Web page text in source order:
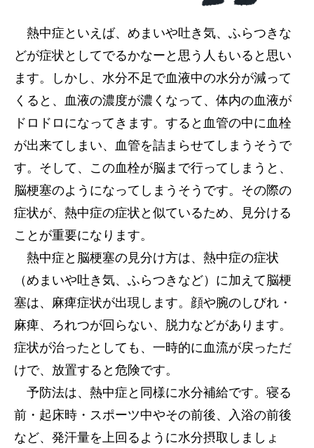
熱中症といえば、めまいや吐き気、ふらつきな
どが症状としてでるかなーと思う人もいると思い
ます。しかし、水分不足で血液中の水分が減って
くると、血液の濃度が濃くなって、体内の血液が
ドロドロになってきます。すると血管の中に血栓
が出来てしまい、血管を詰まらせてしまうそうで
す。そして、この血栓が脳まで行ってしまうと、
脳梗塞のようになってしまうそうです。その際の
症状が、熱中症の症状と似ているため、見分ける
ことが重要になります。
熱中症と脳梗塞の見分け方は、熱中症の症状
（めまいや吐き気、ふらつきなど）に加えて脳梗
塞は、麻痺症状が出現します。顔や腕のしびれ・
麻痺、ろれつが回らない、脱力などがあります。
症状が治ったとしても、一時的に血流が戻っただ
けで、放置すると危険です。
予防法は、熱中症と同様に水分補給です。寝る
前・起床時・スポーツ中やその前後、入浴の前後
など、発汗量を上回るように水分摂取しましょ